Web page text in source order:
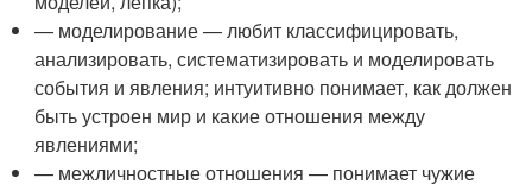
— моделирование — любит классифицировать,
анализировать, систематизировать и моделировать
события и явления; интуитивно понимает, как должен
быть устроен мир и какие отношения между
явлениями;
— межличностные отношения — понимает чужие